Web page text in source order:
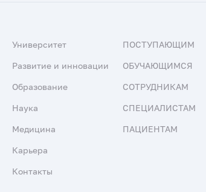
Университет
Развитие и инновации
Образование
Наука
Медицина
Карьера
Контакты
ПОСТУПАЮЩИМ
ОБУЧАЮЩИМСЯ
СОТРУДНИКАМ
СПЕЦИАЛИСТАМ
ПАЦИЕНТАМ